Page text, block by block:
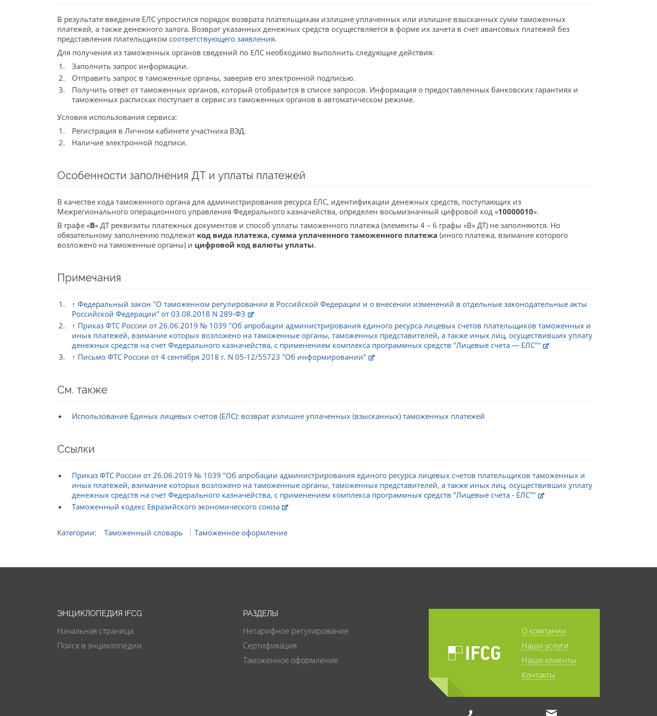
В результате введения ЕЛС упростился порядок возврата плательщикам излишне уплаченных или излишне взысканных сумм таможенных
платежей, а также денежного залога. Возврат указанных денежных средств осуществляется в форме их зачета в счет авансовых платежей без
представления плательщиком соответствующего заявления.
Для получения из таможенных органов сведений по ЕЛС необходимо выполнить следующие действия:
Заполнить запрос информации.
Отправить запрос в таможенные органы, заверив его электронной подписью.
Получить ответ от таможенных органов, который отобразится в списке запросов. Информация о предоставленных банковских гарантиях и
таможенных расписках поступает в сервис из таможенных органов в автоматическом режиме.
Условия использования сервиса:
Регистрация в Личном кабинете участника ВЭД.
Наличие электронной подписи.
Особенности заполнения ДТ и уплаты платежей
В качестве кода таможенного органа для администрирования ресурса ЕЛС, идентификации денежных средств, поступающих из
Межрегионального операционного управления Федерального казначейства, определен восьмизначный цифровой код «10000010».
В графе «В» ДТ реквизиты платежных документов и способ уплаты таможенного платежа (элементы 4 – 6 графы «В» ДТ) не заполняются. Но
обязательному заполнению подлежат код вида платежа, сумма уплаченного таможенного платежа (иного платежа, взимание которого
возложено на таможенные органы) и цифровой код валюты уплаты.
Примечания
↑ Федеральный закон "О таможенном регулировании в Российской Федерации и о внесении изменений в отдельные законодательные акты
Российской Федерации" от 03.08.2018 N 289-ФЗ
↑ Приказ ФТС России от 26.06.2019 № 1039 "Об апробации администрирования единого ресурса лицевых счетов плательщиков таможенных и
иных платежей, взимание которых возложено на таможенные органы, таможенных представителей, а также иных лиц, осуществивших уплату
денежных средств на счет Федерального казначейства, с применением комплекса программных средств "Лицевые счета — ЕЛС""
↑ Письмо ФТС России от 4 сентября 2018 г. N 05-12/55723 "Об информировании"
См. также
Использование Единых лицевых счетов (ЕЛС): возврат излишне уплаченных (взысканных) таможенных платежей
Ссылки
Приказ ФТС России от 26.06.2019 № 1039 "Об апробации администрирования единого ресурса лицевых счетов плательщиков таможенных и
иных платежей, взимание которых возложено на таможенные органы, таможенных представителей, а также иных лиц, осуществивших уплату
денежных средств на счет Федерального казначейства, с применением комплекса программных средств "Лицевые счета - ЕЛС""
Таможенный кодекс Евразийского экономического союза
Категории: Таможенный словарь Таможенное оформление
ЭНЦИКЛОПЕДИЯ IFCG
Начальная страница
Поиск в энциклопедии
РАЗДЕЛЫ
Нетарифное регулирование
Сертификация
Таможенное оформление
О компании
Наши услуги
Наши клиенты
Контакты